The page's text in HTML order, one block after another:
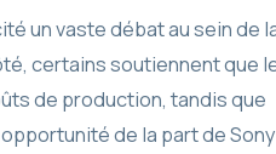
un vaste débat au sein de
certains soutiennent que
de production, tandis que
de la part de Sony